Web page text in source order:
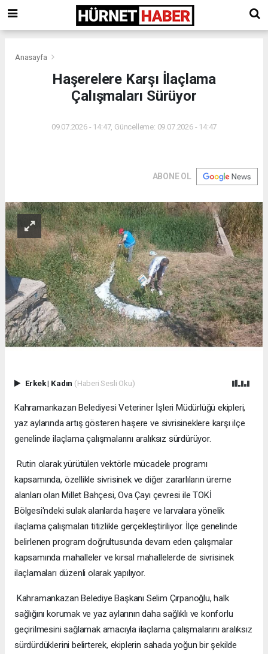
Anasayfa
Haşerelere Karşı İlaçlama
Çalışmaları Sürüyor
09.07.2026 - 14:47, Güncelleme: 09.07.2026 - 14:47
ABONE OL
Erkek| Kadın (Haberi Sesli Oku)
Kahramankazan Belediyesi Veteriner İşleri Müdürlüğü ekipleri,
yaz aylarında artış gösteren haşere ve sivrisineklere karşı ilçe
genelinde ilaçlama çalışmalarını aralıksız sürdürüyor.
Rutin olarak yürütülen vektörle mücadele programı
kapsamında, özellikle sivrisinek ve diğer zararlıların üreme
alanları olan Millet Bahçesi, Ova Çayı çevresi ile TOKİ
Bölgesi'ndeki sulak alanlarda haşere ve larvalara yönelik
ilaçlama çalışmaları titizlikle gerçekleştiriliyor. İlçe genelinde
belirlenen program doğrultusunda devam eden çalışmalar
kapsamında mahalleler ve kırsal mahallelerde de sivrisinek
ilaçlamaları düzenli olarak yapılıyor.
Kahramankazan Belediye Başkanı Selim Çırpanoğlu, halk
sağlığını korumak ve yaz aylarının daha sağlıklı ve konforlu
geçirilmesini sağlamak amacıyla ilaçlama çalışmalarını aralıksız
sürdürdüklerini belirterek, ekiplerin sahada yoğun bir şekilde